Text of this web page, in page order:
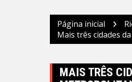
Página inicial
Mais três cidades
MAIS TRÊS